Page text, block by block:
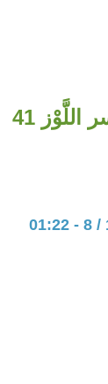
اللَّوْز 41